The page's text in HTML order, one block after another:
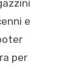
e
per